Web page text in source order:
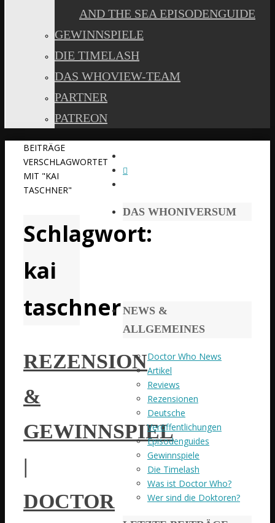
AND THE SEA EPISODENGUIDE
GEWINNSPIELE
DIE TIMELASH
DAS WHOVIEW-TEAM
PARTNER
PATREON
START
BEITRÄGE
VERSCHLAGWORTET
MIT "KAI
TASCHNER"
Schlagwort:
kai
taschner
REZENSION
&
GEWINNSPIEL
|
DOCTOR
DAS WHONIVERSUM
NEWS &
ALLGEMEINES
Doctor Who News
Artikel
Reviews
Rezensionen
Deutsche
Veröffentlichungen
Episodenguides
Gewinnspiele
Die Timelash
Was ist Doctor Who?
Wer sind die Doktoren?